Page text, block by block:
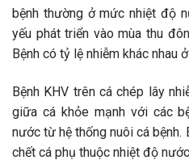
bệnh thường ở mức nhiệt độ
yếu phát triển vào mùa thu
Bệnh có tỷ lệ nhiễm khác nhau
Bệnh KHV trên cá chép lây
giữa cá khỏe mạnh với các
nước từ hệ thống nuôi cá bệnh.
chết cá phụ thuộc nhiệt độ